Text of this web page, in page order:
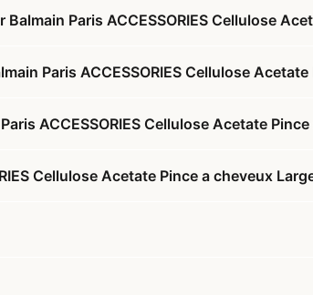
Paris ACCESSORIES Cellulose
Paris ACCESSORIES Cellulose
ACCESSORIES Cellulose Acetate
Cellulose Acetate Pince a cheveux